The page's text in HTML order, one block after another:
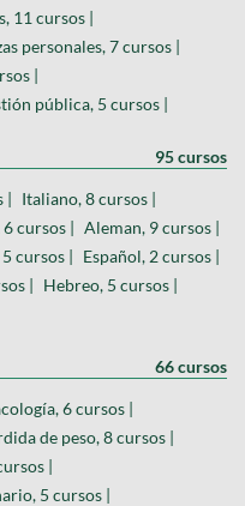
11 cursos |
personales, 7 cursos |
|
pública, 5 cursos |
95 cursos
| Italiano, 8 cursos |
6 cursos | Aleman, 9 cursos |
5 cursos | Español, 2 cursos |
| Hebreo, 5 cursos |
66 cursos
6 cursos |
de peso, 8 cursos |
|
5 cursos |